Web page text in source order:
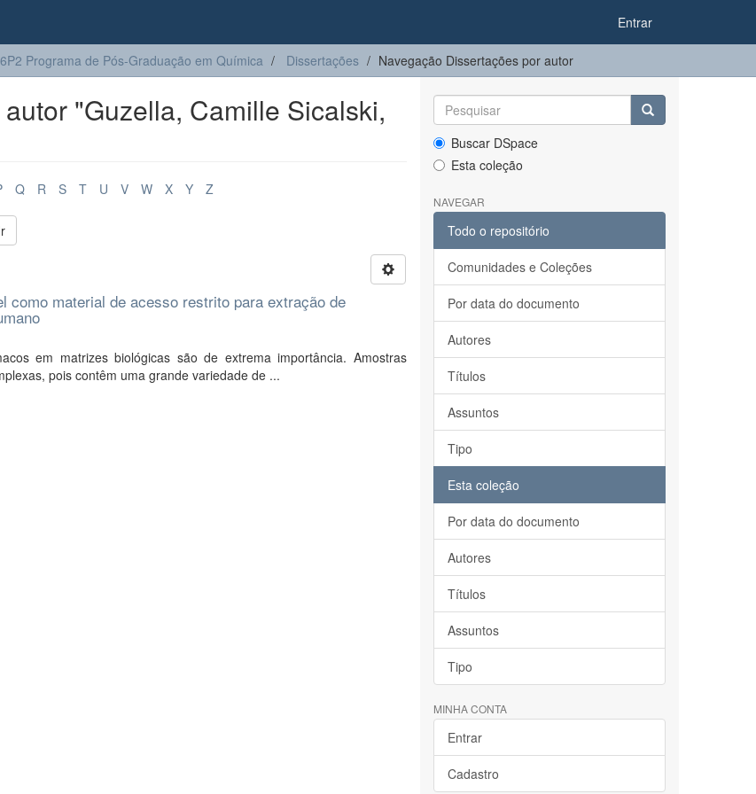
Entrar
Programa de Pós-Graduação em Química Dissertações Navegação Dissertações por autor
"Guzella, Camille Sicalski,
Q R S T U V W X Y Z
como material de acesso restrito para extração de
em matrizes biológicas são de extrema importância. Amostras
pois contêm uma grande variedade de ...
Buscar DSpace
Esta coleção
NAVEGAR
Todo o repositório
Comunidades e Coleções
Por data do documento
Autores
Títulos
Assuntos
Tipo
Esta coleção
Por data do documento
Autores
Títulos
Assuntos
Tipo
MINHA CONTA
Entrar
Cadastro